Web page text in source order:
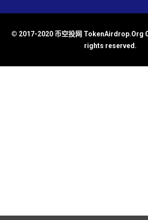
© 2017-2020 币空投网 TokenAirdrop.Org
rights reserved.